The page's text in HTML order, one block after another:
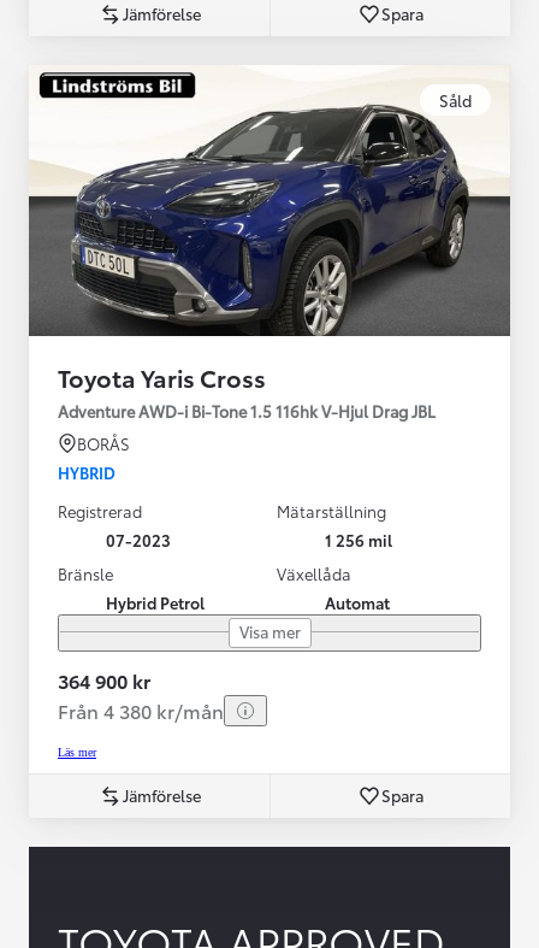
Jämförelse Spara
Såld
Toyota Yaris Cross
Adventure AWD-i Bi-Tone 1.5 116hk V-Hjul Drag JBL
BORÅS
HYBRID
Registrerad
07-2023
Mätarställning
1 256 mil
Bränsle
Hybrid Petrol
Växellåda
Automat
Visa mer
364 900 kr
Från 4 380 kr/mån
Läs mer
Jämförelse Spara